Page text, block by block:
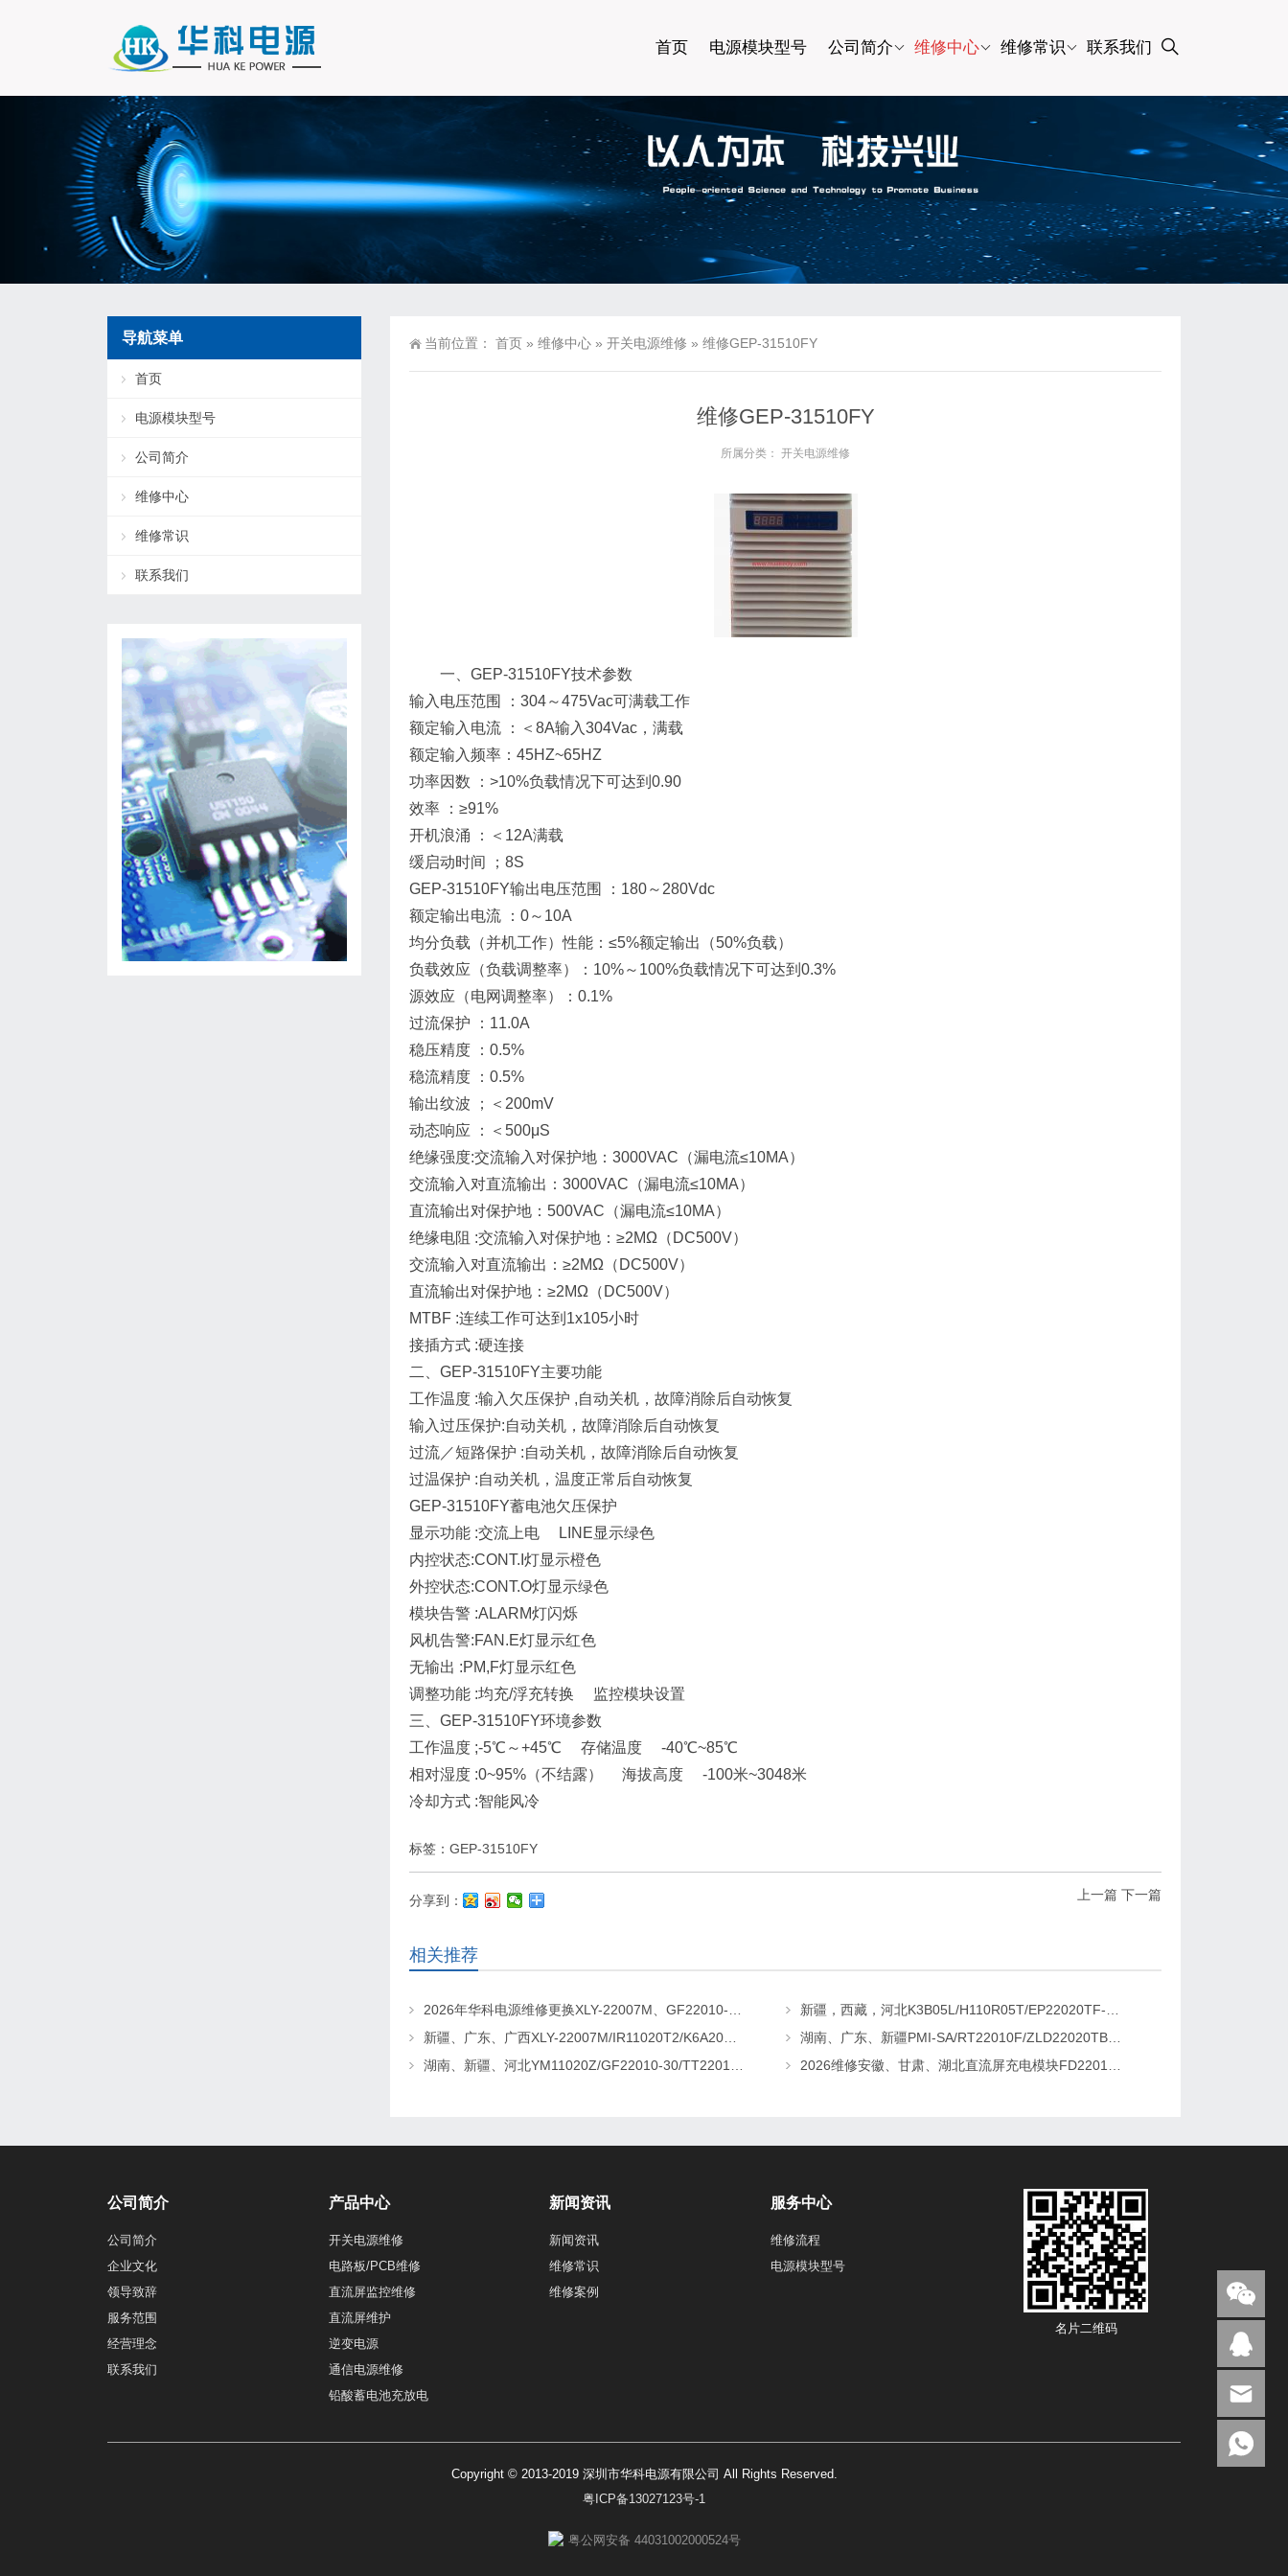
首页 电源模块型号 公司简介 维修中心 维修常识 联系我们
当前位置： 首页 » 维修中心 » 开关电源维修 » 维修GEP-31510FY
维修GEP-31510FY
所属分类： 开关电源维修
一、GEP-31510FY技术参数
输入电压范围 ：304～475Vac可满载工作
额定输入电流 ：＜8A输入304Vac，满载
额定输入频率：45HZ~65HZ
功率因数 ：>10%负载情况下可达到0.90
效率 ：≥91%
开机浪涌 ：＜12A满载
缓启动时间 ；8S
GEP-31510FY输出电压范围 ：180～280Vdc
额定输出电流 ：0～10A
均分负载（并机工作）性能：≤5%额定输出（50%负载）
负载效应（负载调整率）：10%～100%负载情况下可达到0.3%
源效应（电网调整率）：0.1%
过流保护 ：11.0A
稳压精度 ：0.5%
稳流精度 ：0.5%
输出纹波 ；＜200mV
动态响应 ：＜500μS
绝缘强度:交流输入对保护地：3000VAC（漏电流≤10MA）
交流输入对直流输出：3000VAC（漏电流≤10MA）
直流输出对保护地：500VAC（漏电流≤10MA）
绝缘电阻 :交流输入对保护地：≥2MΩ（DC500V）
交流输入对直流输出：≥2MΩ（DC500V）
直流输出对保护地：≥2MΩ（DC500V）
MTBF :连续工作可达到1x105小时
接插方式 :硬连接
二、GEP-31510FY主要功能
工作温度 :输入欠压保护 ,自动关机，故障消除后自动恢复
输入过压保护:自动关机，故障消除后自动恢复
过流／短路保护 :自动关机，故障消除后自动恢复
过温保护 :自动关机，温度正常后自动恢复
GEP-31510FY蓄电池欠压保护
显示功能 :交流上电 LINE显示绿色
内控状态:CONT.I灯显示橙色
外控状态:CONT.O灯显示绿色
模块告警 :ALARM灯闪烁
风机告警:FAN.E灯显示红色
无输出 :PM,F灯显示红色
调整功能 :均充/浮充转换 监控模块设置
三、GEP-31510FY环境参数
工作温度 ;-5℃～+45℃ 存储温度 -40℃~85℃
相对湿度 :0~95%（不结露） 海拔高度 -100米~3048米
冷却方式 :智能风冷
标签： GEP-31510FY
上一篇 下一篇
分享到：
相关推荐
湖南、广东、新疆PMI-SA/RT22010F/ZLD22020TB电源模块维修更换
导航菜单
首页
电源模块型号
公司简介
维修中心
维修常识
联系我们
公司简介
公司简介
企业文化
领导致辞
服务范围
经营理念
联系我们
产品中心
开关电源维修
电路板/PCB维修
直流屏监控维修
直流屏维护
逆变电源
通信电源维修
铅酸蓄电池充放电
新闻资讯
新闻资讯
维修常识
维修案例
服务中心
维修流程
电源模块型号
名片二维码
Copyright © 2013-2019 深圳市华科电源有限公司 All Rights Reserved.
粤ICP备13027123号-1
粤公网安备 44031002000524号